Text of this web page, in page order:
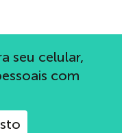
Kaspersky
seu celular,
com